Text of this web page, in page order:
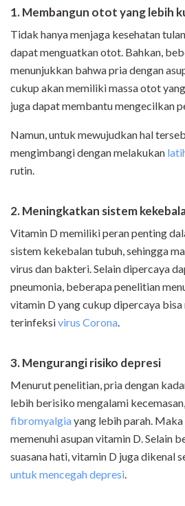
1. Membangun otot yang lebih
Tidak hanya menjaga kesehatan
dapat menguatkan otot. Bahkan,
menunjukkan bahwa pria dengan
cukup akan memiliki massa otot
juga dapat membantu mengecilkan
Namun, untuk mewujudkan hal
mengimbangi dengan melakukan
rutin.
2. Meningkatkan sistem
Vitamin D memiliki peran penting
sistem kekebalan tubuh, sehingga
virus dan bakteri. Selain dipercaya
pneumonia, beberapa penelitian
vitamin D yang cukup dipercaya
terinfeksivirus Corona.
3. Mengurangi risiko depresi
Menurut penelitian, pria dengan
lebih berisiko mengalami
fibromyalgiayang lebih parah.
memenuhi asupan vitamin D. Selain
suasana hati, vitamin D juga dikenal
untuk mencegah depresi.